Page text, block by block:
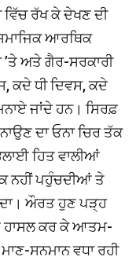
ਰੱਖ ਕੇ ਦੇਖਣ ਦੀ
ਆਰਥਿਕ
’ਤੇ ਅਤੇ ਗੈਰ-ਸਰਕਾਰੀ
ਕਦੇ ਧੀ ਦਿਵਸ, ਕਦੇ
ਜਾਂਦੇ ਹਨ। ਸਿਰਫ਼
ਦਾ ਓਨਾ ਚਿਰ ਤੱਕ
ਹਿਤ ਵਾਲੀਆਂ
ਨਹੀਂ ਪਹੁੰਚਦੀਆਂ ਤੇ
ਔਰਤ ਹੁਣ ਪੜ੍ਹ
ਹਾਸਲ ਕਰ ਕੇ ਆਤਮ-
ਸਨਮਾਨ ਵਧਾ ਰਹੀ